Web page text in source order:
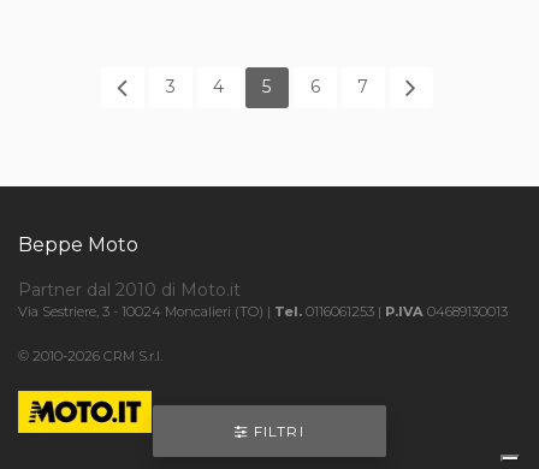
3 4 5 6 7
Beppe Moto
Partner dal 2010 di Moto.it
Via Sestriere, 3 - 10024 Moncalieri (TO) | Tel. 0116061253 | P.IVA 04689130013
© 2010-2026 CRM S.r.l.
FILTRI